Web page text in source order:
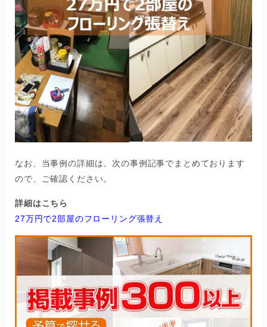
なお、当事例の詳細は、次の事例記事でまとめております
ので、ご確認ください。
詳細はこちら
27万円で2部屋のフローリング張替え